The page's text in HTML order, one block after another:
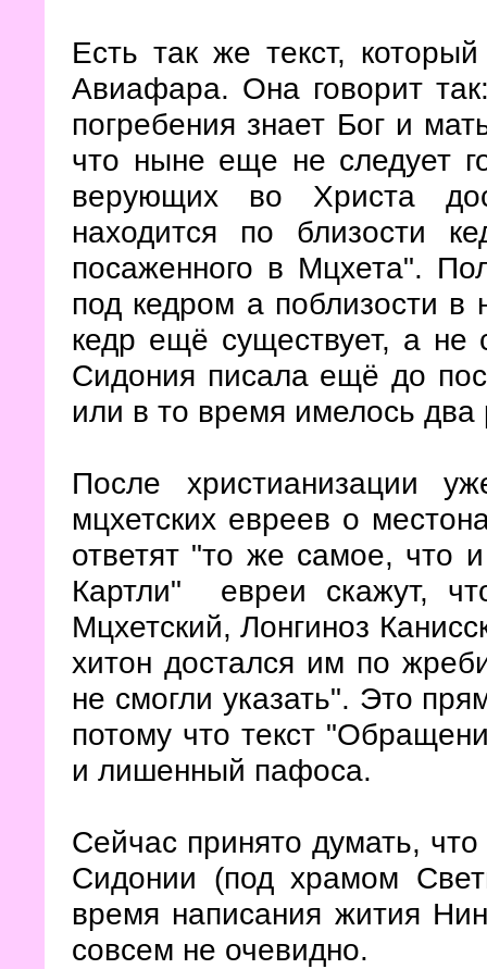
Есть так же текст,
Авиафара. Она говорит
погребения знает Бог и
что ныне еще не следует
верующих во Христа
находится по близости
посаженного в Мцхета".
под кедром а поблизости в
кедр ещё существует, а не
Сидония писала ещё до
или в то время имелось два
После христианизации
мцхетских евреев о
ответят "то же самое, что
Картли" евреи скажут,
Мцхетский, Лонгиноз
хитон достался им по
не смогли указать". Это
потому что текст
и лишенный пафоса.
Сейчас принято думать,
Сидонии (под храмом
время написания жития
совсем не очевидно.